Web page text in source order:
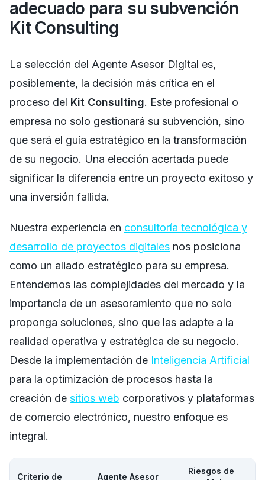
adecuado para su subvención
Kit Consulting
La selección del Agente Asesor Digital es,
posiblemente, la decisión más crítica en el
proceso del Kit Consulting. Este profesional o
empresa no solo gestionará su subvención, sino
que será el guía estratégico en la transformación
de su negocio. Una elección acertada puede
significar la diferencia entre un proyecto exitoso y
una inversión fallida.
Nuestra experiencia en consultoría tecnológica y
desarrollo de proyectos digitales nos posiciona
como un aliado estratégico para su empresa.
Entendemos las complejidades del mercado y la
importancia de un asesoramiento que no solo
proponga soluciones, sino que las adapte a la
realidad operativa y estratégica de su negocio.
Desde la implementación de Inteligencia Artificial
para la optimización de procesos hasta la
creación de sitios web corporativos y plataformas
de comercio electrónico, nuestro enfoque es
integral.
Criterio de
Agente Asesor
Riesgos de